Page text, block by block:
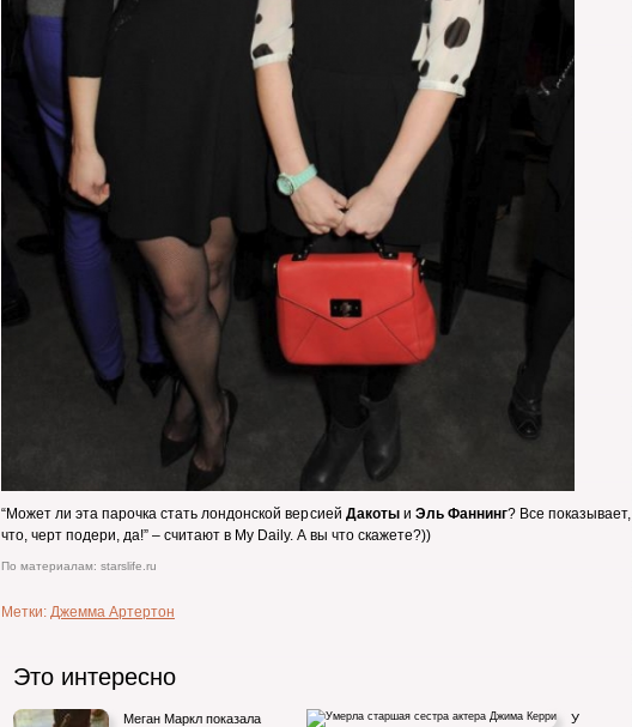
“Может ли эта парочка стать лондонской версией Дакотыи Эль Фаннинг? Все показывает,
что, черт подери, да!” – считают в My Daily. А вы что скажете?))
По материалам: starslife.ru
Метки: Джемма Артертон
Это интересно
Меган Маркл показала
У